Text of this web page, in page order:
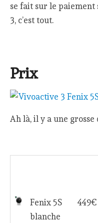
se fait sur le paiement
3, c’est tout.
Prix
Ah là, il y a une
Fenix 5S
blanche
449€